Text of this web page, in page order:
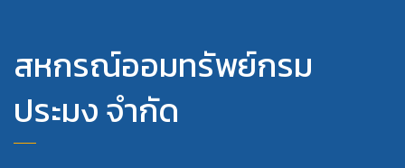
สหกรณ์ออมทรัพย์กรม
ประมง จำกัด